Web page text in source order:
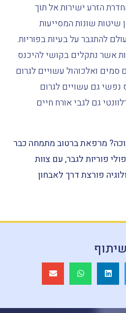
הזרע ישירותאלתוך
שיטות שונותהמסייעות
להתגבר עלבעיותבפוריות.
אשר נתקליםבקושילהיכנס
סמים ואלכוהול עשוייםלגרום
נפשיגם עשוייםלגרום
גםלגביאורח חיים
מרפאת ברטוב מתמחה כבר
פוריות לגבר, עם צוות
פורצת דרך לאבחון
שיתוף